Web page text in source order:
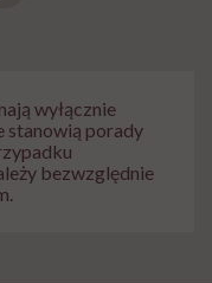
wyłącznie
stanowią porady
bezwzględnie